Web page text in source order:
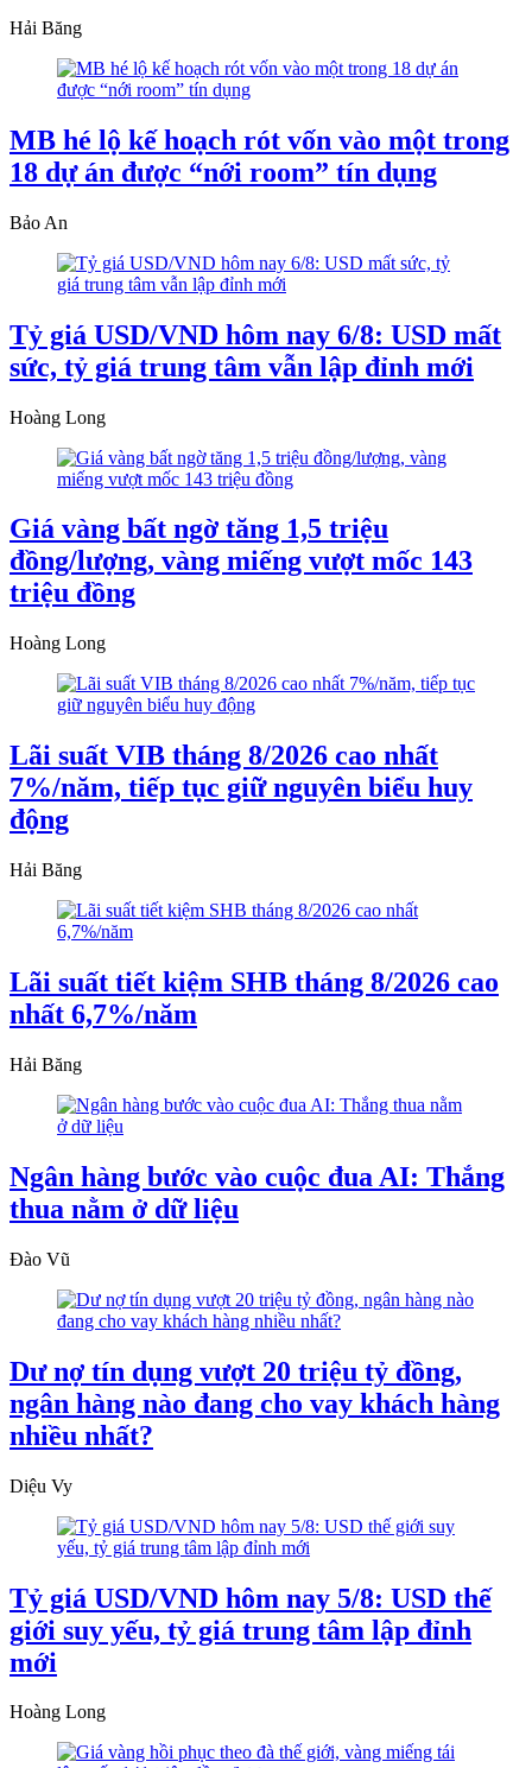
Hải Băng
MB hé lộ kế hoạch rót vốn vào một trong
18 dự án được “nới room” tín dụng
Bảo An
Tỷ giá USD/VND hôm nay 6/8: USD mất
sức, tỷ giá trung tâm vẫn lập đỉnh mới
Hoàng Long
Giá vàng bất ngờ tăng 1,5 triệu
đồng/lượng, vàng miếng vượt mốc 143
triệu đồng
Hoàng Long
Lãi suất VIB tháng 8/2026 cao nhất
7%/năm, tiếp tục giữ nguyên biểu huy
động
Hải Băng
Lãi suất tiết kiệm SHB tháng 8/2026 cao
nhất 6,7%/năm
Hải Băng
Ngân hàng bước vào cuộc đua AI: Thắng
thua nằm ở dữ liệu
Đào Vũ
Dư nợ tín dụng vượt 20 triệu tỷ đồng,
ngân hàng nào đang cho vay khách hàng
nhiều nhất?
Diệu Vy
Tỷ giá USD/VND hôm nay 5/8: USD thế
giới suy yếu, tỷ giá trung tâm lập đỉnh
mới
Hoàng Long